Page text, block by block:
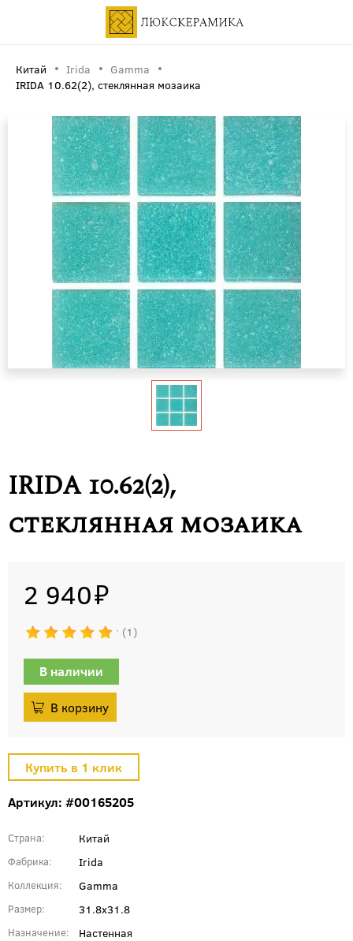
Китай Irida
Gamma
IRIDA 10.62(2), стеклянная мозаика
IRIDA 10.62(2),
стеклянная мозаика
2 940
1
В наличии
Артикул: #00165205
Страна Китай
Фабрика Irida
Коллекция Gamma
Размер 31.8x31.8
Назначение Настенная